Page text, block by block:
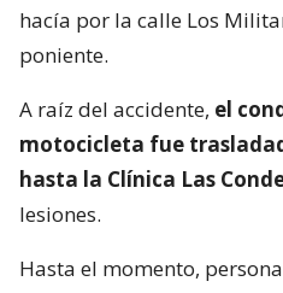
hacía por la calle Los
poniente.
A raíz del accidente, el
motocicleta fue
hasta la Clínica Las
lesiones.
Hasta el momento,